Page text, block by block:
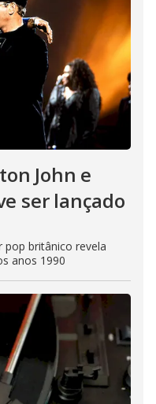
John e
ser lançado
pop britânico revela
anos 1990